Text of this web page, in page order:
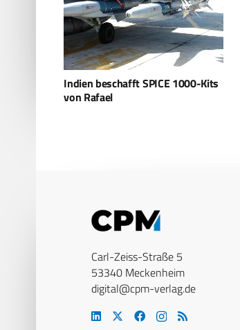
Israels U-Boote: Deutsches Know-
how als strategische Geheimwaffe
Carl-Zeiss-Straße 5
53340 Meckenheim
digital@cpm-verlag.de